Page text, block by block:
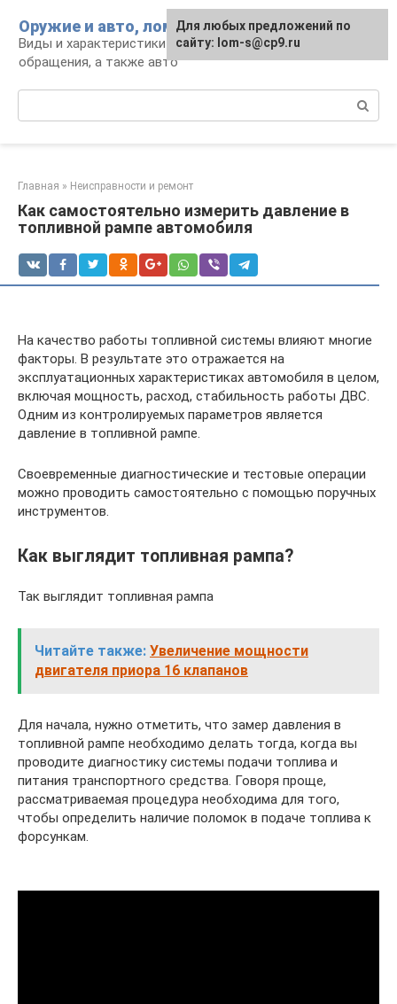
контенту
Оружие и авто, лом для мужика
Виды и характеристики оружия, правила
обращения, а также авто
Главная » Неисправности и ремонт
Как самостоятельно измерить давление в
топливной рампе автомобиля
На качество работы топливной системы влияют многие
факторы. В результате это отражается на
эксплуатационных характеристиках автомобиля в целом,
включая мощность, расход, стабильность работы ДВС.
Одним из контролируемых параметров является
давление в топливной рампе.
Своевременные диагностические и тестовые операции
можно проводить самостоятельно с помощью поручных
инструментов.
Как выглядит топливная рампа?
Так выглядит топливная рампа
Читайте также: Увеличение мощности
двигателя приора 16 клапанов
Для начала, нужно отметить, что замер давления в
топливной рампе необходимо делать тогда, когда вы
проводите диагностику системы подачи топлива и
питания транспортного средства. Говоря проще,
рассматриваемая процедура необходима для того,
чтобы определить наличие поломок в подаче топлива к
форсункам.
Для любых предложений по
сайту: lom-s@cp9.ru